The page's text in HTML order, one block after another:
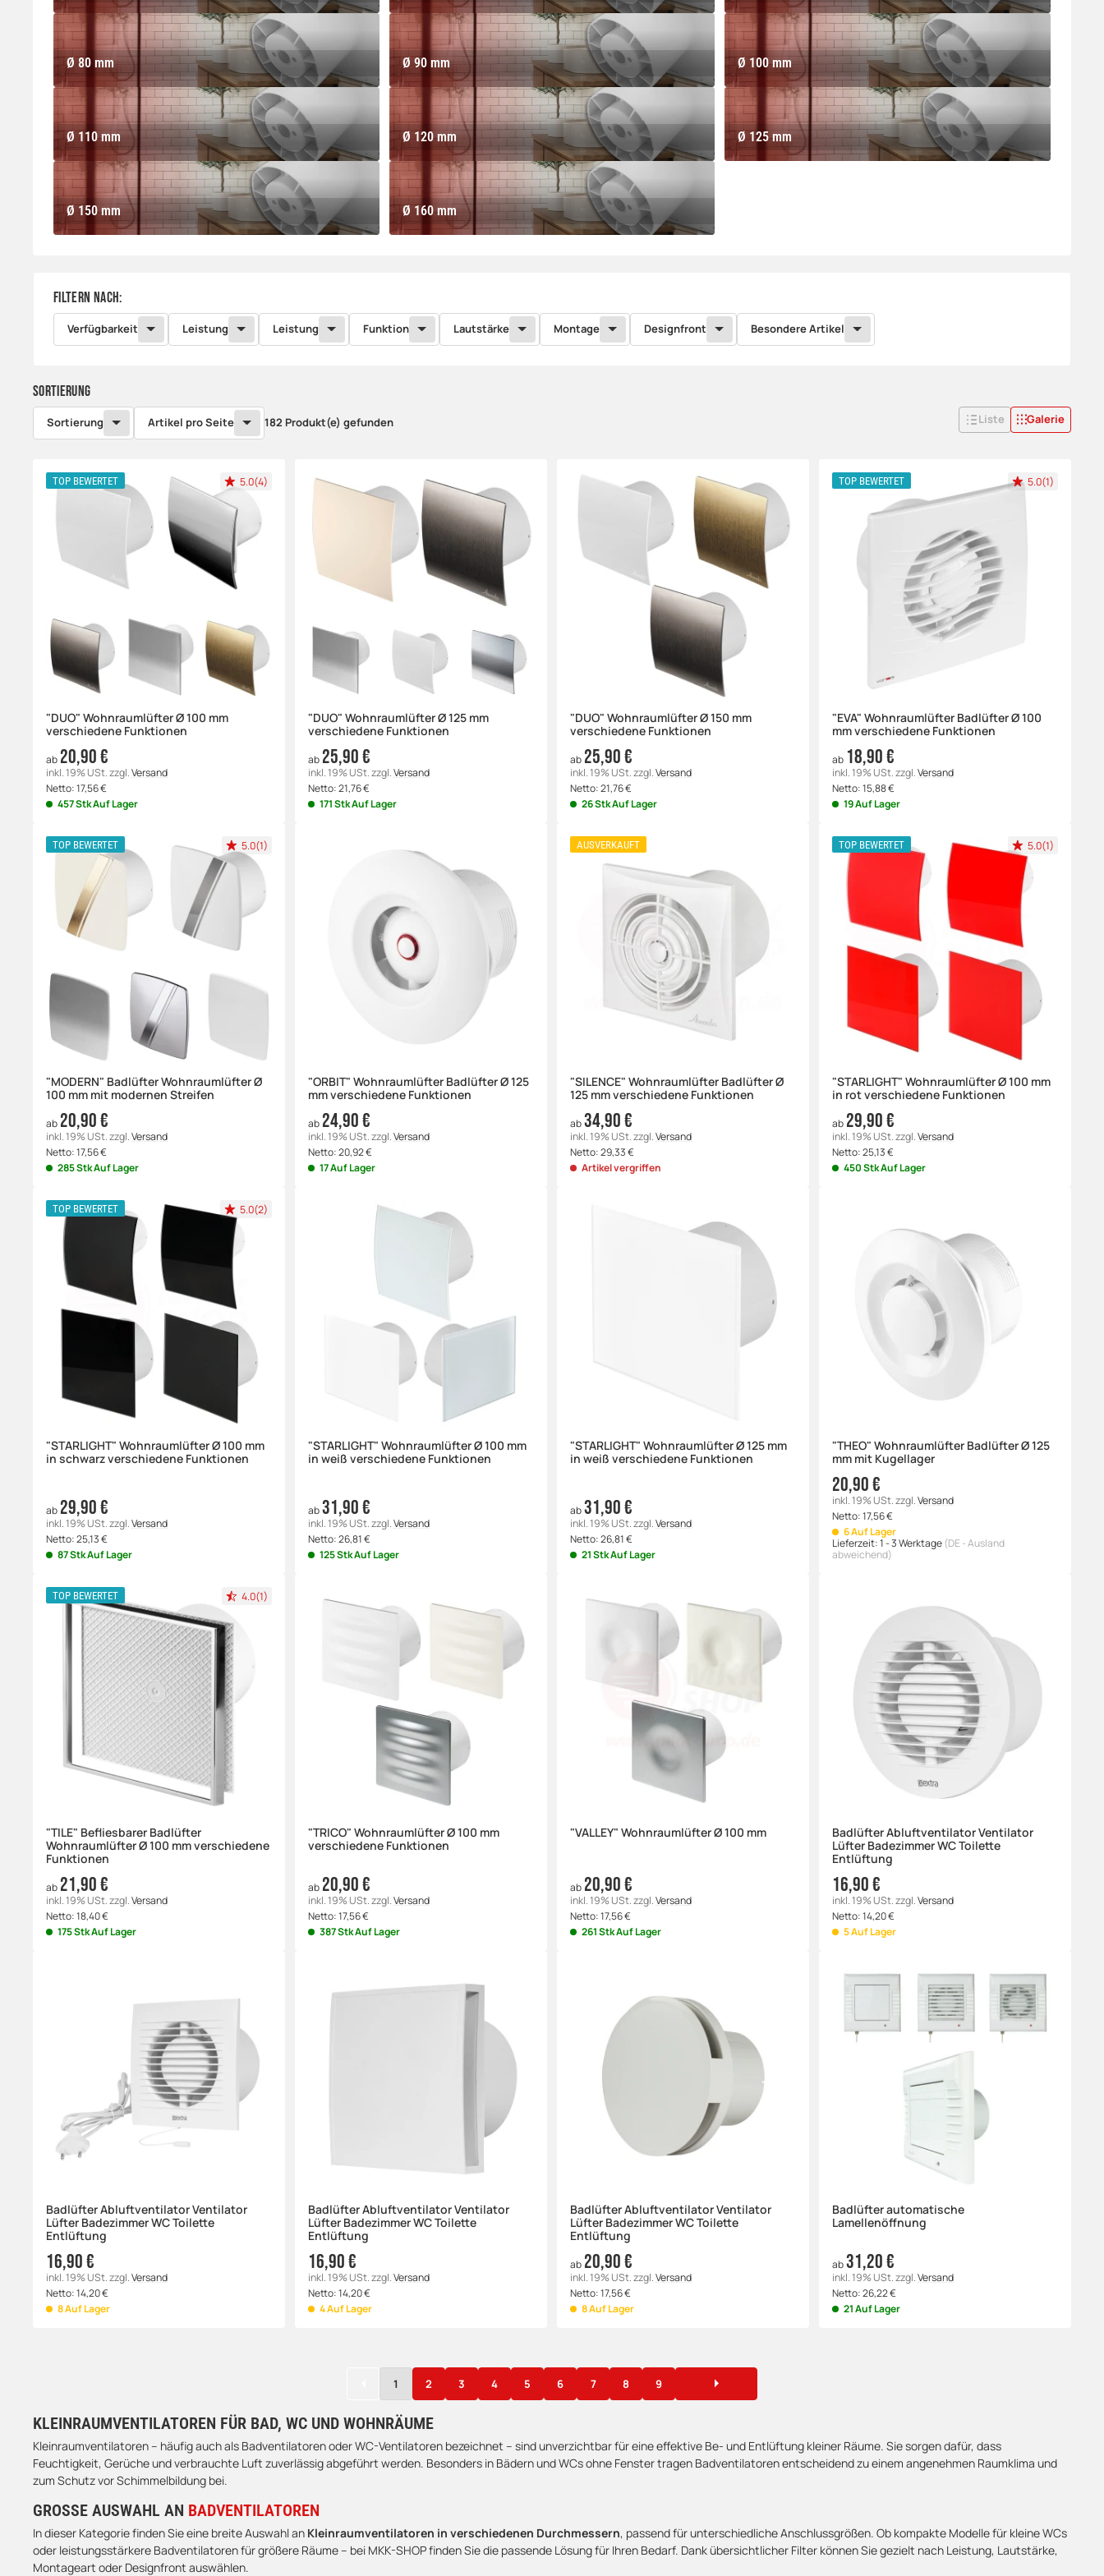
Ø 80 mm
Ø 80 mm
Ø 90 mm
Ø 90 mm
Ø 100 mm
Ø 100 mm
Ø 110 mm
Ø 110 mm
Ø 120 mm
Ø 120 mm
Ø 125 mm
Ø 125 mm
Ø 150 mm
Ø 150 mm
Ø 160 mm
Ø 160 mm
Filtern nach:
Verfügbarkeit Leistung Leistung Funktion Lautstärke Montage Designfront Besondere Artikel
Sortierung
Sortierung Artikel pro Seite 182 Produkt(e) gefunden Liste Galerie
TOP BEWERTET 5.0(4)
"DUO" Wohnraumlüfter Ø 100 mm
verschiedene Funktionen
ab 20,90 €
inkl. 19% USt.zzgl.Versand
Netto:17,56€
457 Stk Auf Lager
"DUO" Wohnraumlüfter Ø 125 mm
verschiedene Funktionen
ab 25,90 €
inkl. 19% USt.zzgl.Versand
Netto:21,76€
171 Stk Auf Lager
"DUO" Wohnraumlüfter Ø 150 mm
verschiedene Funktionen
ab 25,90 €
inkl. 19% USt.zzgl.Versand
Netto:21,76€
26 Stk Auf Lager
TOP BEWERTET 5.0(1)
"EVA" Wohnraumlüfter Badlüfter Ø 100
mm verschiedene Funktionen
ab 18,90 €
inkl. 19% USt.zzgl.Versand
Netto:15,88€
19 Auf Lager
TOP BEWERTET 5.0(1)
"MODERN" Badlüfter Wohnraumlüfter Ø
100 mm mit modernen Streifen
ab 20,90 €
inkl. 19% USt.zzgl.Versand
Netto:17,56€
285 Stk Auf Lager
"ORBIT" Wohnraumlüfter Badlüfter Ø 125
mm verschiedene Funktionen
ab 24,90 €
inkl. 19% USt.zzgl.Versand
Netto:20,92€
17 Auf Lager
AUSVERKAUFT
"SILENCE" Wohnraumlüfter Badlüfter Ø
125 mm verschiedene Funktionen
ab34,90 €
inkl. 19% USt.zzgl.Versand
Netto:29,33€
Artikel vergriffen
TOP BEWERTET 5.0(1)
"STARLIGHT" Wohnraumlüfter Ø 100 mm
in rot verschiedene Funktionen
ab 29,90 €
inkl. 19% USt.zzgl.Versand
Netto:25,13€
450 Stk Auf Lager
TOP BEWERTET 5.0(2)
"STARLIGHT" Wohnraumlüfter Ø 100 mm
in schwarz verschiedene Funktionen
ab 29,90 €
inkl. 19% USt.zzgl.Versand
Netto:25,13€
87 Stk Auf Lager
"STARLIGHT" Wohnraumlüfter Ø 100 mm
in weiß verschiedene Funktionen
ab31,90 €
inkl. 19% USt.zzgl.Versand
Netto:26,81€
125 Stk Auf Lager
"STARLIGHT" Wohnraumlüfter Ø 125 mm
in weiß verschiedene Funktionen
ab31,90 €
inkl. 19% USt.zzgl.Versand
Netto:26,81€
21 Stk Auf Lager
"THEO" Wohnraumlüfter Badlüfter Ø 125
mm mit Kugellager
20,90 €
inkl. 19% USt.zzgl.Versand
Netto:17,56€
6 Auf Lager
Lieferzeit:1 - 3 Werktage(DE - Ausland
abweichend)
TOP BEWERTET 4.0(1)
"TILE" Befliesbarer Badlüfter
Wohnraumlüfter Ø 100 mm verschiedene
Funktionen
ab 21,90 €
inkl. 19% USt.zzgl.Versand
Netto:18,40€
175 Stk Auf Lager
"TRICO" Wohnraumlüfter Ø 100 mm
verschiedene Funktionen
ab 20,90 €
inkl. 19% USt.zzgl.Versand
Netto:17,56€
387 Stk Auf Lager
"VALLEY" Wohnraumlüfter Ø 100 mm
ab 20,90 €
inkl. 19% USt.zzgl.Versand
Netto:17,56€
261 Stk Auf Lager
Badlüfter Abluftventilator Ventilator
Lüfter Badezimmer WC Toilette
Entlüftung
16,90 €
inkl. 19% USt.zzgl.Versand
Netto:14,20€
5 Auf Lager
Badlüfter Abluftventilator Ventilator
Lüfter Badezimmer WC Toilette
Entlüftung
16,90 €
inkl. 19% USt.zzgl.Versand
Netto:14,20€
8 Auf Lager
Badlüfter Abluftventilator Ventilator
Lüfter Badezimmer WC Toilette
Entlüftung
16,90 €
inkl. 19% USt.zzgl.Versand
Netto:14,20€
4 Auf Lager
Badlüfter Abluftventilator Ventilator
Lüfter Badezimmer WC Toilette
Entlüftung
ab 20,90 €
inkl. 19% USt.zzgl.Versand
Netto:17,56€
8 Auf Lager
Badlüfter automatische
Lamellenöffnung
ab31,20 €
inkl. 19% USt.zzgl.Versand
Netto:26,22€
21 Auf Lager
1 2 3 4 5 6 7 8 9
KLEINRAUMVENTILATOREN FÜR BAD, WC UND WOHNRÄUME
Kleinraumventilatoren – häufig auch als Badventilatoren oder WC-Ventilatoren bezeichnet – sind unverzichtbar für eine effektive Be- und Entlüftung kleiner Räume. Sie sorgen dafür, dass
Feuchtigkeit, Gerüche und verbrauchte Luft zuverlässig abgeführt werden. Besonders in Bädern und WCs ohne Fenster tragen Badventilatoren entscheidend zu einem angenehmen Raumklima und
zum Schutz vor Schimmelbildung bei.
GROSSE AUSWAHL AN BADVENTILATOREN
In dieser Kategorie finden Sie eine breite Auswahl an Kleinraumventilatoren in verschiedenen Durchmessern, passend für unterschiedliche Anschlussgrößen. Ob kompakte Modelle für kleine WCs
oder leistungsstärkere Badventilatoren für größere Räume – bei MKK-SHOP finden Sie die passende Lösung für Ihren Bedarf. Dank übersichtlicher Filter können Sie gezielt nach Leistung, Lautstärke,
Montageart oder Designfront auswählen.